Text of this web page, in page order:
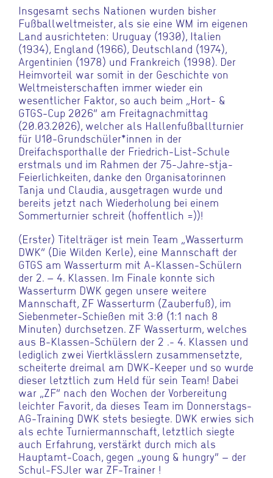
Insgesamt sechs Nationen wurden bisher
Fußballweltmeister, als sie eine WM im eigenen
Land ausrichteten: Uruguay (1930), Italien
(1934), England (1966), Deutschland (1974),
Argentinien (1978) und Frankreich (1998). Der
Heimvorteil war somit in der Geschichte von
Weltmeisterschaften immer wieder ein
wesentlicher Faktor, so auch beim „Hort- &
GTGS-Cup 2026“ am Freitagnachmittag
(20.03.2026), welcher als Hallenfußballturnier
für U10-Grundschüler*innen in der
Dreifachsporthalle der Friedrich-List-Schule
erstmals und im Rahmen der 75-Jahre-stja-
Feierlichkeiten, danke den Organisatorinnen
Tanja und Claudia, ausgetragen wurde und
bereits jetzt nach Wiederholung bei einem
Sommerturnier schreit (hoffentlich =))!
(Erster) Titelträger ist mein Team „Wasserturm
DWK“ (Die Wilden Kerle), eine Mannschaft der
GTGS am Wasserturm mit A-Klassen-Schülern
der 2. – 4. Klassen. Im Finale konnte sich
Wasserturm DWK gegen unsere weitere
Mannschaft, ZF Wasserturm (Zauberfuß), im
Siebenmeter-Schießen mit 3:0 (1:1 nach 8
Minuten) durchsetzen. ZF Wasserturm, welches
aus B-Klassen-Schülern der 2 .- 4. Klassen und
lediglich zwei Viertklässlern zusammensetzte,
scheiterte dreimal am DWK-Keeper und so wurde
dieser letztlich zum Held für sein Team! Dabei
war „ZF“ nach den Wochen der Vorbereitung
leichter Favorit, da dieses Team im Donnerstags-
AG-Training DWK stets besiegte. DWK erwies sich
als echte Turniermannschaft, letztlich siegte
auch Erfahrung, verstärkt durch mich als
Hauptamt-Coach, gegen „young & hungry“ – der
Schul-FSJler war ZF-Trainer !